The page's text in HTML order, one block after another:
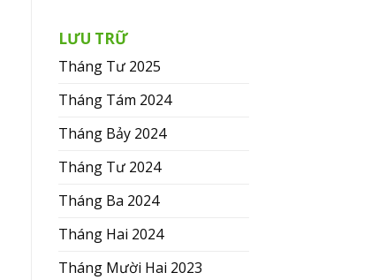
LƯU TRỮ
Tháng Tư 2025
Tháng Tám 2024
Tháng Bảy 2024
Tháng Tư 2024
Tháng Ba 2024
Tháng Hai 2024
Tháng Mười Hai 2023